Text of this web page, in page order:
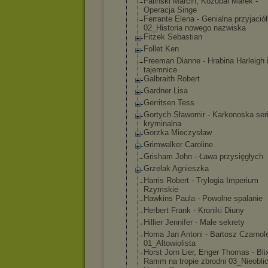
Operacja Singe
Ferrante Elena - Genialna
02_Historia nowego nazwiska
Fitzek Sebastian
Follet Ken
Freeman Dianne - Hrabina Harleigh i
tajemnice
Galbraith Robert
Gardner Lisa
Gerritsen Tess
Gortych Sławomir - Karkonoska
kryminalna
Gorzka Mieczysław
Grimwalker Caroline
Grisham John - Ława przysięgłych
Grzelak Agnieszka
Harris Robert - Trylogia Imperium
Rzymskie
Hawkins Paula - Powolne spalanie
Herbert Frank - Kroniki Diuny
Hillier Jennifer - Małe sekrety
Homa Jan Antoni - Bartosz
01_Altowiolista
Horst Jorn Lier, Enger Thomas -
Ramm na tropie zbrodni